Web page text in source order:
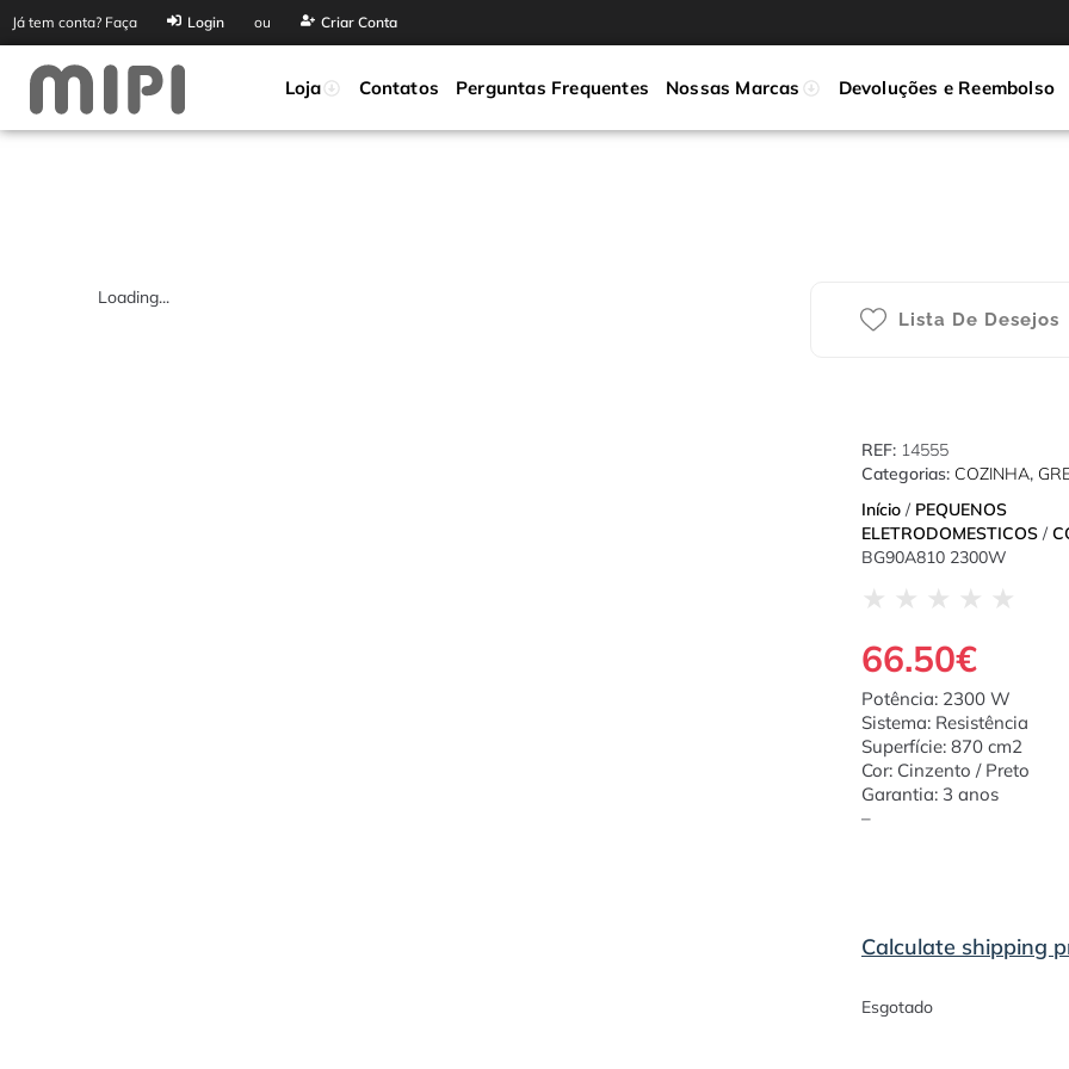
Já tem conta? Faça Login ou Criar Conta
Loja Contatos Perguntas Frequentes Nossas Marcas Devoluções e Reembolso
Loading...
Lista De Desejos
REF: 14555
Categorias: COZINHA,
Início / PEQUENOS
ELETRODOMESTICOS /
BG90A810 2300W
★ ★ ★ ★ ★
66.50€
Potência: 2300 W
Sistema: Resistência
Superfície: 870 cm2
Cor: Cinzento / Preto
Garantia: 3 anos
–
Calculate shipping
Esgotado